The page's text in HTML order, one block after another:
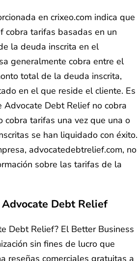
en crixeo.com indica que
cobra tarifas basadas en un
la deuda inscrita en el
generalmente cobra entre el
total de la deuda inscrita,
en el que reside el cliente. Es
Advocate Debt Relief no cobra
cobra tarifas una vez que una o
se han liquidado con éxito.
advocatedebtrelief.com, no
sobre las tarifas de la
Advocate Debt Relief
Debt Relief? El Better Business
sin fines de lucro que
reseñas comerciales gratuitas a